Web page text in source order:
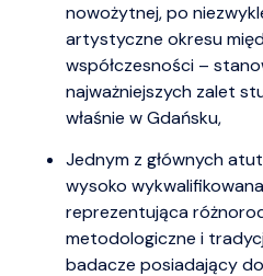
nowożytnej, po
artystyczne okresu
współczesności –
najważniejszych zalet
właśnie w Gdańsku,
Jednym z głównych
wysoko
reprezentująca
metodologiczne i
badacze posiadający